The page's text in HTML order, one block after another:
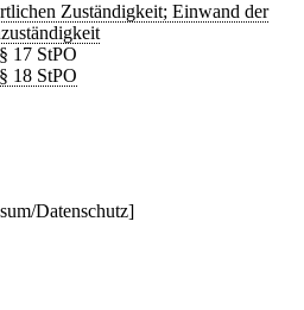
Zuständigkeit; Einwand der
§ 17 StPO
§ 18 StPO
Datenschutz]